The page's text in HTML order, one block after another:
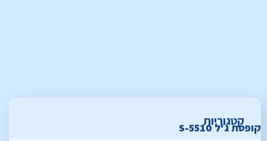
קטגוריות
קופסת ג'ל S-5510